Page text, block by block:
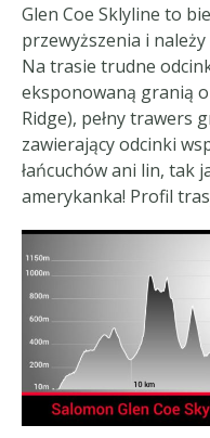
Glen Coe Sklyline to
przewyższenia i
Na trasie trudne
eksponowaną granią
Ridge), pełny trawers
zawierający odcinki
łańcuchów ani lin, tak
amerykanka! Profil